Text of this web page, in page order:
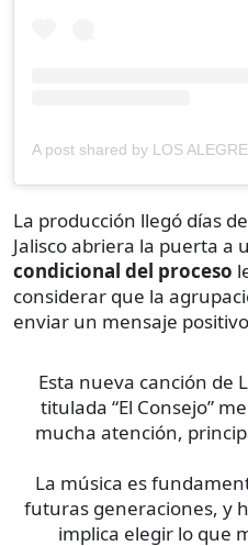
La producción llegó días
Jalisco abriera la puerta a
condicional del proceso
considerar que la
enviar un mensaje
Esta nueva canción de
titulada “El Consejo”
mucha atención,
La música es
futuras generaciones, y
implica elegir lo que